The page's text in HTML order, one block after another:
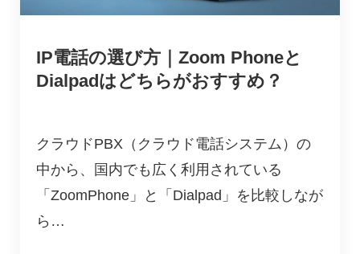
IP電話の選び方｜Zoom Phoneと
Dialpadはどちらがおすすめ？
クラウドPBX（クラウド電話システム）の
中から、国内でも広く利用されている
「ZoomPhone」と「Dialpad」を比較しなが
ら…